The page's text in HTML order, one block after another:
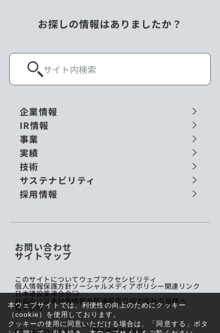
本ウェブサイトでは、利便性の向上のためにクッキー
（cookie）を使用しております。
クッキーの使用に同意いただける場合は、「同意する」ボタ
お探しの情報はありましたか？
企業情報
IR情報
事業
実績
技術
サステナビリティ
採用情報
お問い合わせ
サイトマップ
このサイトについてウェブアクセシビリティ
個人情報保護方針ソーシャルメディアポリシー関連リンク
日本建設業連合会
社員向け災害対策情報外部通報窓口協力会社の皆様へ
電子公告
鹿島建設株式会社